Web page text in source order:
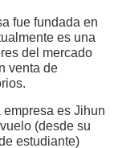
fue fundada en
es una
del mercado
venta de
empresa es Jihun
(desde su
estudiante)